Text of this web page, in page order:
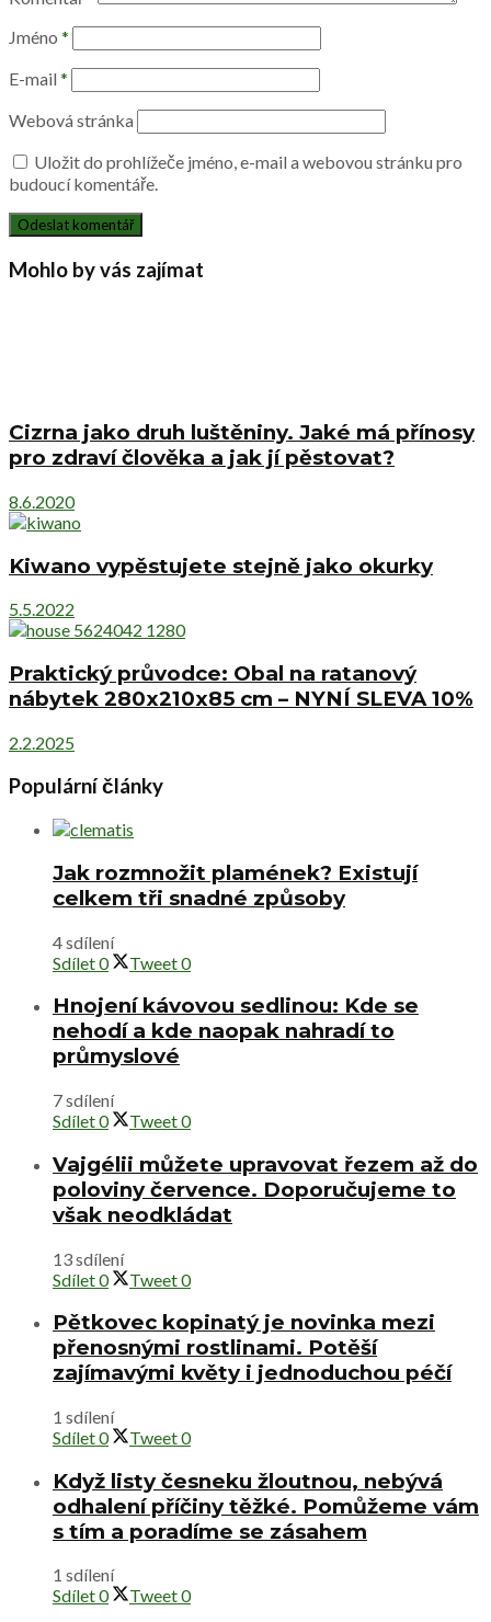
Jméno *
E-mail *
Webová stránka
Uložit do prohlížeče jméno, e-mail a webovou stránku pro
budoucí komentáře.
Mohlo by vás zajímat
Cizrna jako druh luštěniny. Jaké má přínosy
pro zdraví člověka a jak jí pěstovat?
8.6.2020
Kiwano vypěstujete stejně jako okurky
5.5.2022
Praktický průvodce: Obal na ratanový
nábytek 280x210x85 cm – NYNÍ SLEVA 10%
2.2.2025
Populární články
Jak rozmnožit plamének? Existují
celkem tři snadné způsoby
4 sdílení
Sdílet0 Tweet0
Hnojení kávovou sedlinou: Kde se
nehodí a kde naopak nahradí to
průmyslové
7 sdílení
Sdílet0 Tweet0
Vajgélii můžete upravovat řezem až do
poloviny července. Doporučujeme to
však neodkládat
13 sdílení
Sdílet0 Tweet0
Pětkovec kopinatý je novinka mezi
přenosnými rostlinami. Potěší
zajímavými květy i jednoduchou péčí
1 sdílení
Sdílet0 Tweet0
Když listy česneku žloutnou, nebývá
odhalení příčiny těžké. Pomůžeme vám
s tím a poradíme se zásahem
1 sdílení
Sdílet0 Tweet0